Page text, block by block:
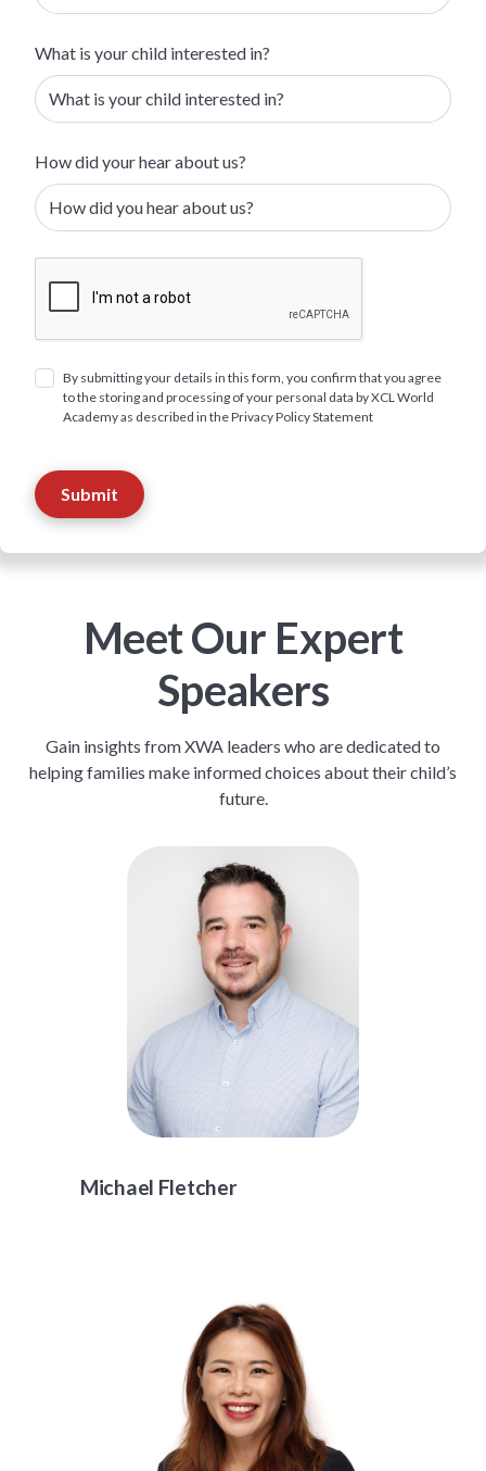
What is your child interested in?
How did your hear about us?
By submitting your details in this form, you confirm that you agree
to the storing and processing of your personal data by XCL World
Academy as described in the Privacy Policy Statement
Meet Our Expert
Speakers
Gain insights from XWA leaders who are dedicated to
helping families make informed choices about their child’s
future.
Michael Fletcher